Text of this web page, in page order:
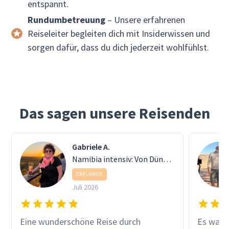
entspannt.
Rundumbetreuung– Unsere erfahrenen
Reiseleiter begleiten dich mit Insiderwissen und
sorgen dafür, dass du dich jederzeit wohlfühlst.
Das sagen unsere Reisenden
Gabriele A.
Namibia intensiv: Von Dünen bis Etosha
EXPLORER
Juli 2026
Eine wunderschöne Reise durch
Es war